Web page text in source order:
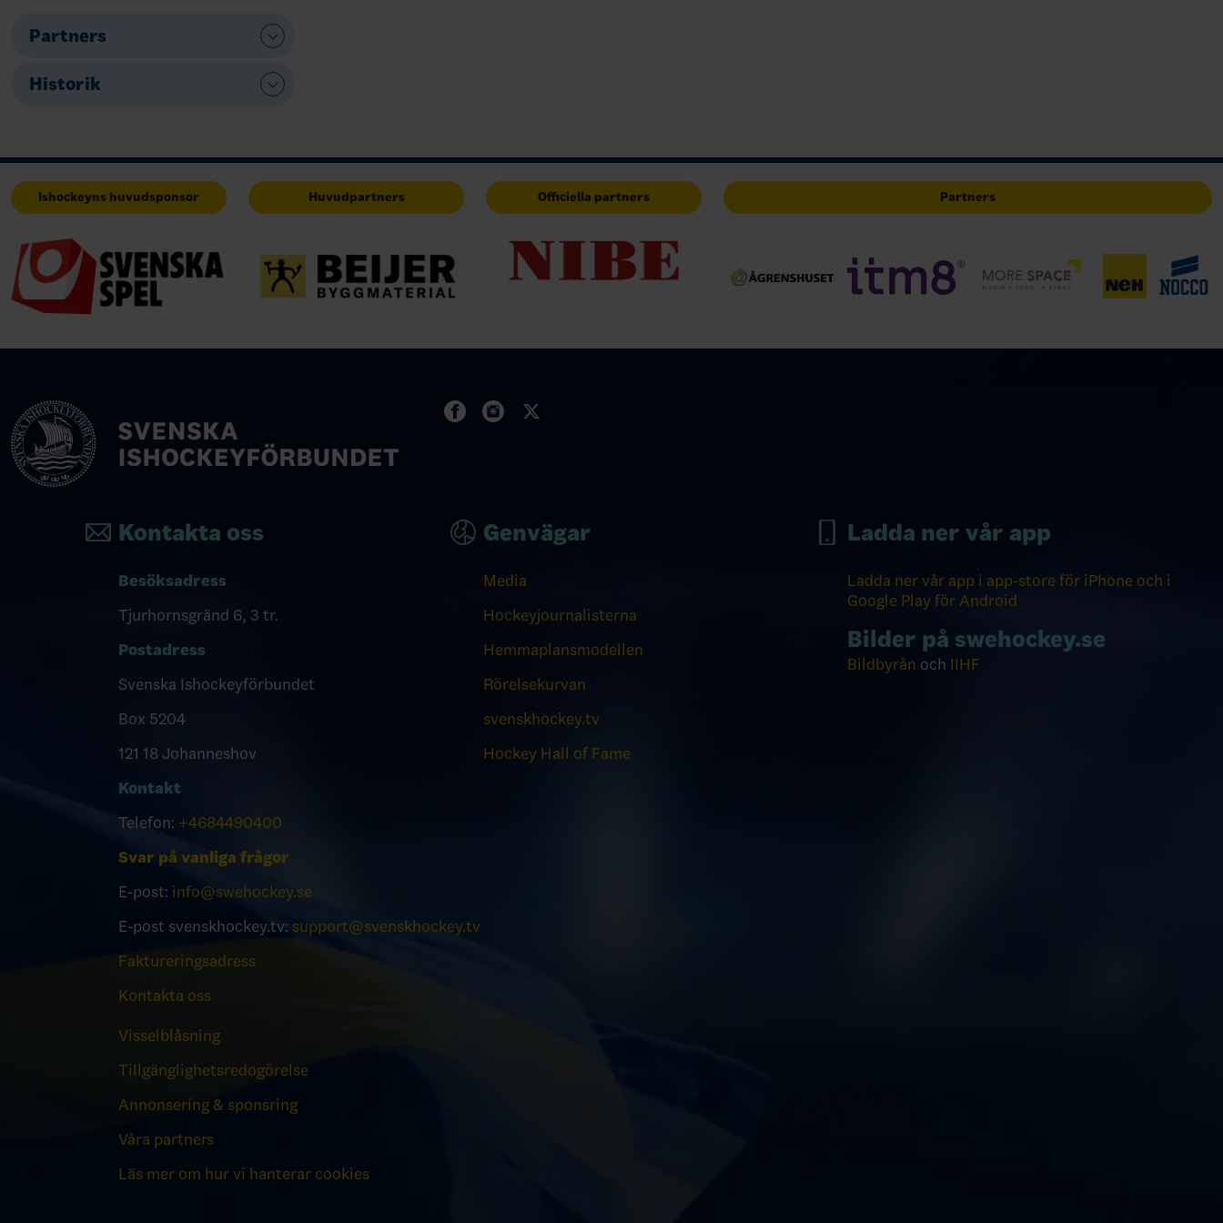
Partners
Historik
Ishockeyns huvudsponsor Huvudpartners Officiella partners Partners
Kontakta oss
Besöksadress
Tjurhornsgränd 6, 3 tr.
Postadress
Svenska Ishockeyförbundet
Box 5204
121 18 Johanneshov
Kontakt
Telefon: +4684490400
Svar på vanliga frågor
E-post: info@swehockey.se
E-post svenskhockey.tv: support@svenskhockey.tv
Faktureringsadress
Kontakta oss
Visselblåsning
Tillgänglighetsredogörelse
Annonsering & sponsring
Våra partners
Läs mer om hur vi hanterar cookies
Genvägar
Media
Hockeyjournalisterna
Hemmaplansmodellen
Rörelsekurvan
svenskhockey.tv
Hockey Hall of Fame
Ladda ner vår app
Ladda ner vår app i app-store för iPhone och i
Google Play för Android
Bilder på swehockey.se
Bildbyrån och IIHF